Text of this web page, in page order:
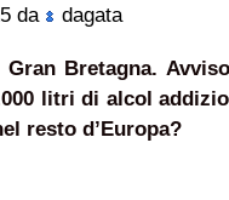
da dagata
Bretagna.
litri di alcol
resto d’Europa?